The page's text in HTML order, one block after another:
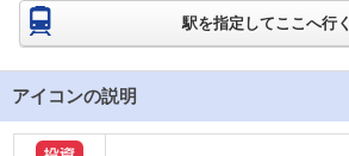
駅を指定してここへ行く
アイコンの説明